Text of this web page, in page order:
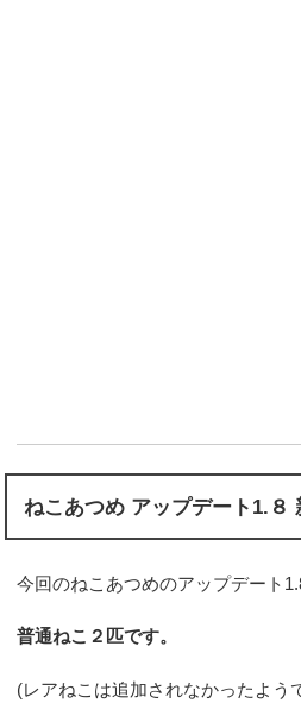
ねこあつめ アップデート1.８
今回のねこあつめのアップデート
普通ねこ２匹です。
(レアねこは追加されなかったよう